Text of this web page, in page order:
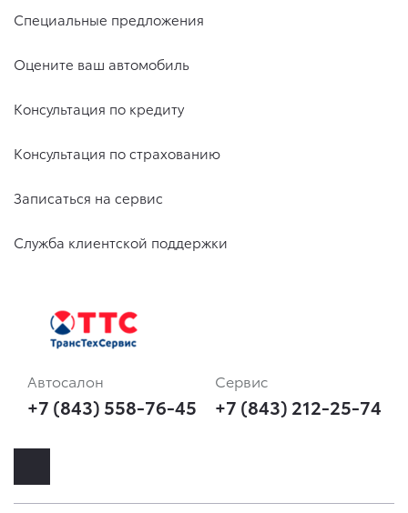
Специальные предложения
Оцените ваш автомобиль
Консультация по кредиту
Консультация по страхованию
Записаться на сервис
Служба клиентской поддержки
Автосалон
+7 (843) 558-76-45
Сервис
+7 (843) 212-25-74